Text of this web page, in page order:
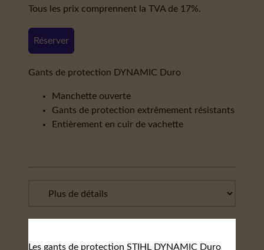
Tous les prix comprennent la TVA de 17%.
Réserver
Gants de protection DYNAMIC Duro
Manchette ouverte
Gants de protection extrêmement résistants
Entièrement en cuir de vachette
Les gants de protection STIHL DYNAMIC Duro